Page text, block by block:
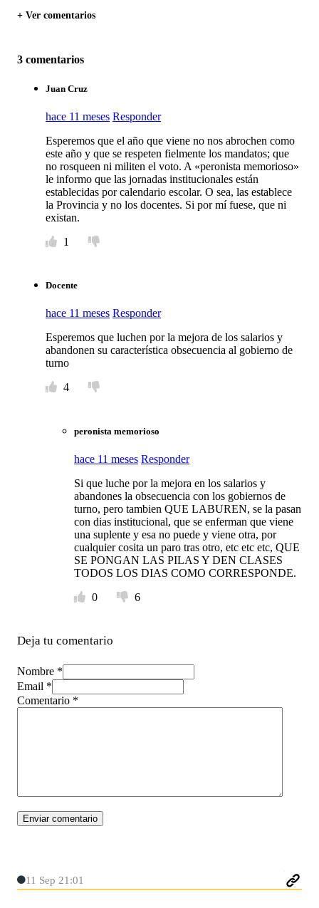
+ Ver comentarios
3 comentarios
Juan Cruz
hace 11 meses Responder
Esperemos que el año que viene no nos abrochen como
este año y que se respeten fielmente los mandatos; que
no rosqueen ni militen el voto. A «peronista memorioso»
le informo que las jornadas institucionales están
establecidas por calendario escolar. O sea, las establece
la Provincia y no los docentes. Si por mí fuese, que ni
existan.
1
Docente
hace 11 meses Responder
Esperemos que luchen por la mejora de los salarios y
abandonen su característica obsecuencia al gobierno de
turno
4
peronista memorioso
hace 11 meses Responder
Si que luche por la mejora en los salarios y
abandones la obsecuencia con los gobiernos de
turno, pero tambien QUE LABUREN, se la pasan
con dias institucional, que se enferman que viene
una suplente y esa no puede y viene otra, por
cualquier cosita un paro tras otro, etc etc etc, QUE
SE PONGAN LAS PILAS Y DEN CLASES
TODOS LOS DIAS COMO CORRESPONDE.
0
6
Deja tu comentario
Nombre *
Email *
Comentario *
11 Sep 21:01